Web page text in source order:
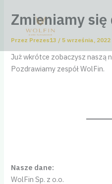
Zmieniamy
Przez Prezes13 / 5 września, 2022
Już wkrótce zobaczysz naszą
Pozdrawiamy zespół WolFin.
Nasze dane:
WolFin Sp. z o.o.